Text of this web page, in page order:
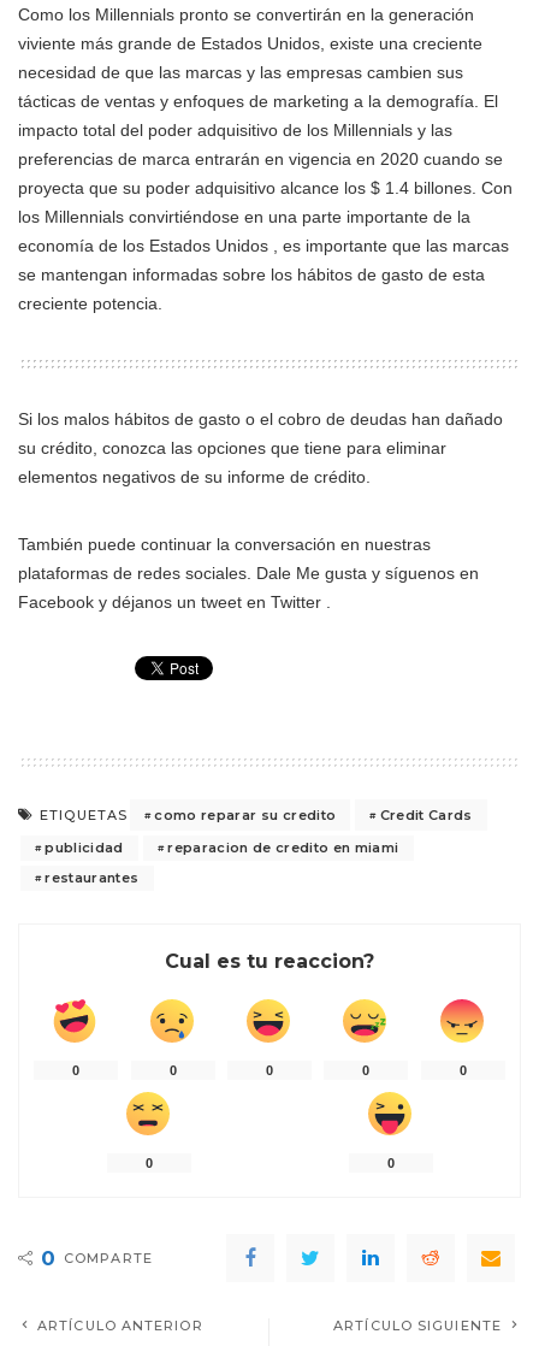
Como los Millennials pronto se convertirán en la generación
viviente más grande de Estados Unidos, existe una creciente
necesidad de que las marcas y las empresas cambien sus
tácticas de ventas y enfoques de marketing a la demografía. El
impacto total del poder adquisitivo de los Millennials y las
preferencias de marca entrarán en vigencia en 2020 cuando se
proyecta que su poder adquisitivo alcance los $ 1.4 billones. Con
los Millennials convirtiéndose en una parte importante de la
economía de los Estados Unidos , es importante que las marcas
se mantengan informadas sobre los hábitos de gasto de esta
creciente potencia.
Si los malos hábitos de gasto o el cobro de deudas han dañado
su crédito, conozca las opciones que tiene para eliminar
elementos negativos de su informe de crédito.
También puede continuar la conversación en nuestras
plataformas de redes sociales. Dale Me gusta y síguenos en
Facebook y déjanos un tweet en Twitter .
ETIQUETAS como reparar su credito
Credit Cards
publicidad
reparacion de credito en miami
restaurantes
Cual es tu reaccion?
0 0 0 0 0
0 0
0 COMPARTE
ARTÍCULO ANTERIOR ARTÍCULO SIGUIENTE